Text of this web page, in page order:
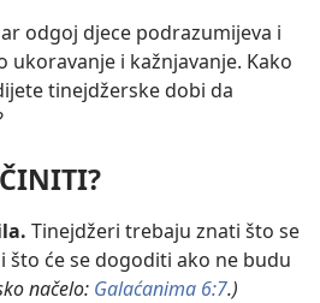
odgoj djece podrazumijeva i
ukoravanje i kažnjavanje. Kako
tinejdžerske dobi da
Tinejdžeri trebaju znati što se
što će se dogoditi ako ne budu
načelo: Galaćanima 6:7.)